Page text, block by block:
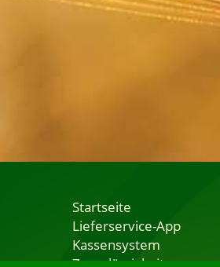
Startseite
Lieferservice-App
Kassensystem
Zuverlässigkeit